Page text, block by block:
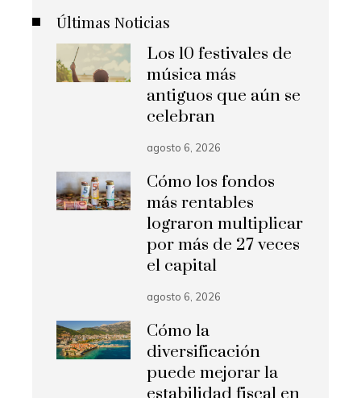
Últimas Noticias
Los 10 festivales de
música más
antiguos que aún se
celebran
agosto 6, 2026
Cómo los fondos
más rentables
lograron multiplicar
por más de 27 veces
el capital
agosto 6, 2026
Cómo la
diversificación
puede mejorar la